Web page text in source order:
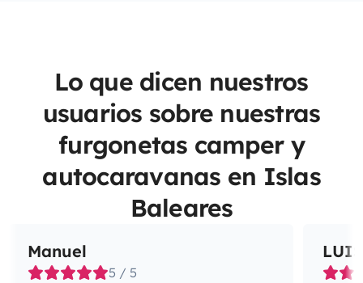
Lo que dicen nuestros
usuarios sobre nuestras
furgonetas camper y
autocaravanas en Islas
Baleares
Manuel
5 / 5